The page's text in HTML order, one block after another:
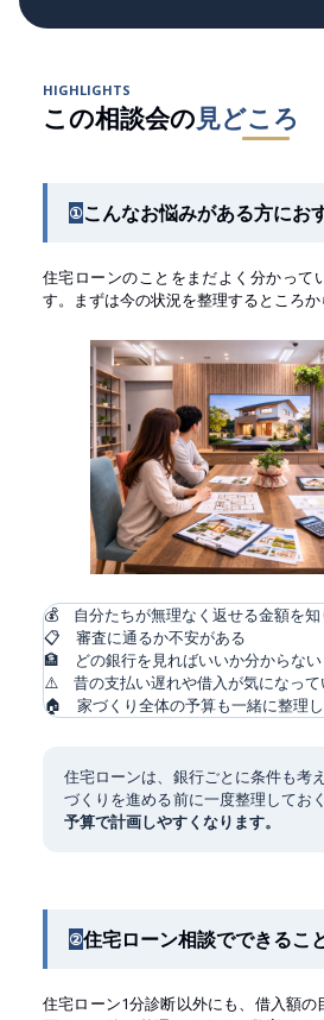
HIGHLIGHTS
この相談会の見どころ
①こんなお悩みがある方にお
住宅ローンのことをまだよく分かって
す。まずは今の状況を整理するところか
💰 自分たちが無理なく返せる金額を知
📋 審査に通るか不安がある
🏦 どの銀行を見ればいいか分からない
⚠️ 昔の支払い遅れや借入が気になって
🏠 家づくり全体の予算も一緒に整理
住宅ローンは、銀行ごとに条件も考
づくりを進める前に一度整理しておく
予算で計画しやすくなります。
②住宅ローン相談でできるこ
住宅ローン1分診断以外にも、借入額